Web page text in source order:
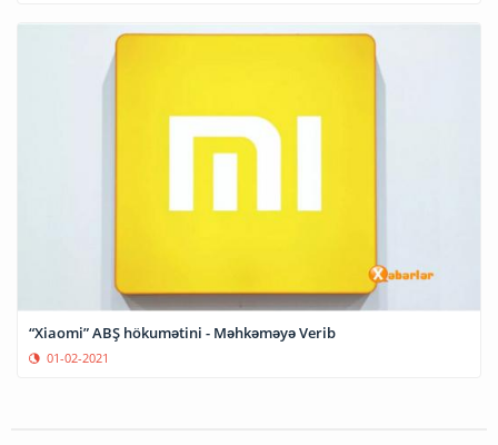
“Xiaomi” ABŞ hökumətini - Məhkəməyə Verib
01-02-2021